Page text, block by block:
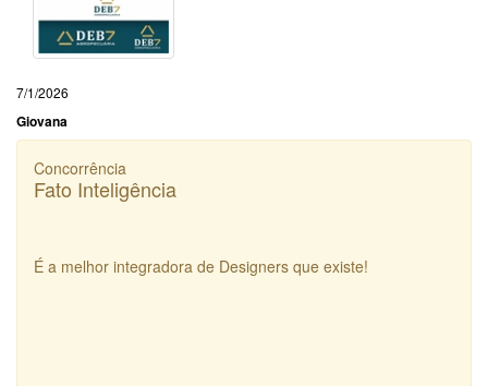
7/1/2026
Giovana
Concorrência
Fato Inteligência
É a melhor integradora de Designers que existe!